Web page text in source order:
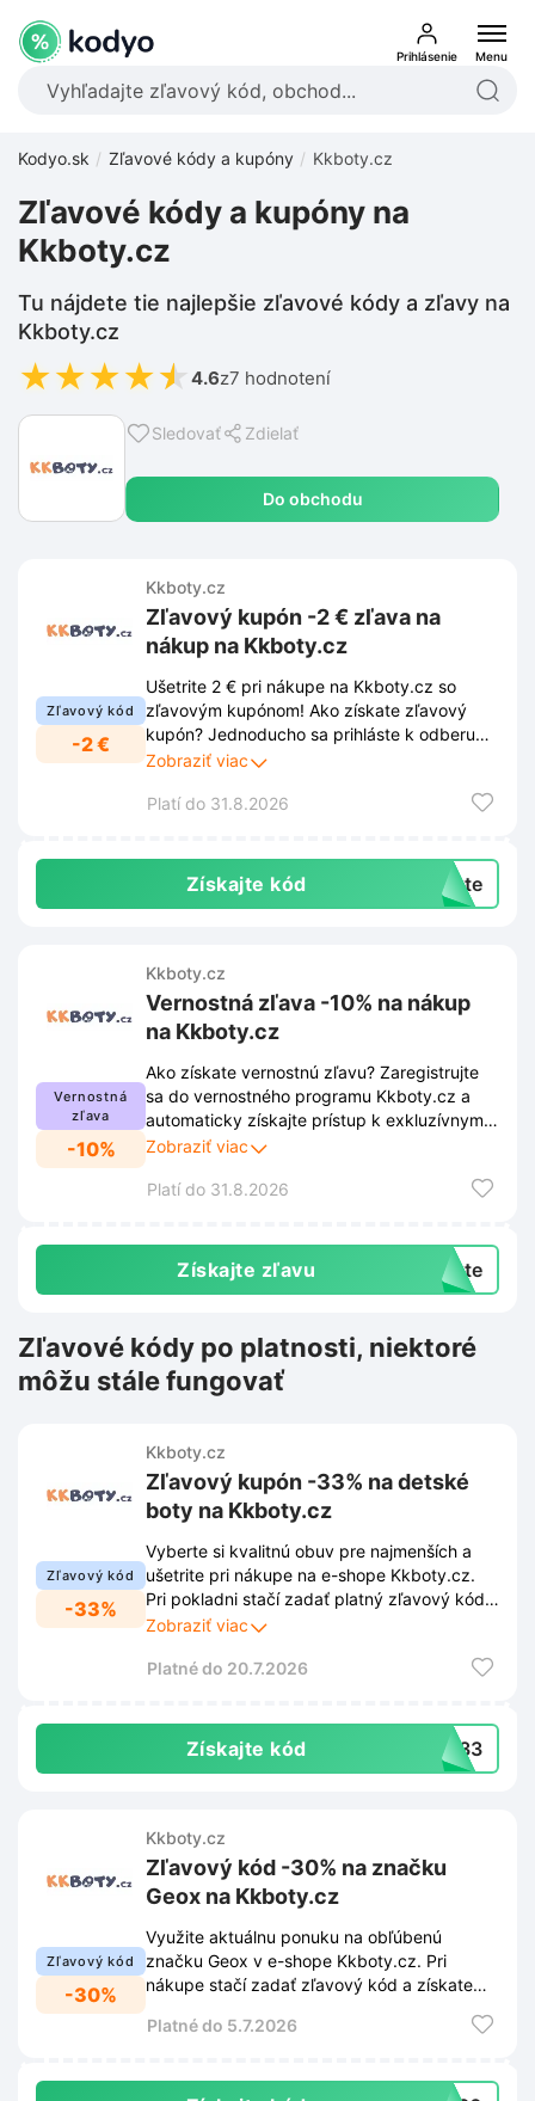
Prihlásenie Menu
Kodyo.sk Zľavové kódy a kupóny Kkboty.cz
Sledovať Zdielať
Do obchodu
Zľavové kódy a kupóny na
Kkboty.cz
Tu nájdete tie najlepšie zľavové kódy a zľavy na
Kkboty.cz
★★★★★ 4.6z7 hodnotení
Zľavový kód
-2 €
Kkboty.cz
Zľavový kupón -2 € zľava na
nákup na Kkboty.cz
Ušetrite 2 € pri nákupe na Kkboty.cz so
zľavovým kupónom! Ako získate zľavový
kupón? Jednoducho sa prihláste k odberu
newslettera cez vyskakovacie okno na
prístup k novinkám, akciám a zľavám, ktoré
Zobraziť viac
Platí do 31.8.2026
Získajte kód exte
Vernostná
zľava
-10%
Kkboty.cz
Vernostná zľava -10% na nákup
na Kkboty.cz
Ako získate vernostnú zľavu? Zaregistrujte
sa do vernostného programu Kkboty.cz a
automaticky získajte prístup k exkluzívnym
ponukám. Čakajú na vás zľavy a výhody,
nakupovanie za výhodnejšie ceny. Viac
Zobraziť viac
Platí do 31.8.2026
Získajte zľavu exte
Zľavové kódy po platnosti, niektoré
môžu stále fungovať
Zľavový kód
-33%
Kkboty.cz
Zľavový kupón -33% na detské
boty na Kkboty.cz
Vyberte si kvalitnú obuv pre najmenších a
ušetrite pri nákupe na e-shope Kkboty.cz.
Pri pokladni stačí zadať platný zľavový kód a
celková suma sa vám zníži o 33%.
Zobraziť viac
Platné do 20.7.2026
Získajte kód TO33
Zľavový kód
-30%
Kkboty.cz
Zľavový kód -30% na značku
Geox na Kkboty.cz
Využite aktuálnu ponuku na obľúbenú
značku Geox v e-shope Kkboty.cz. Pri
nákupe stačí zadať zľavový kód a získate
Platné do 5.7.2026